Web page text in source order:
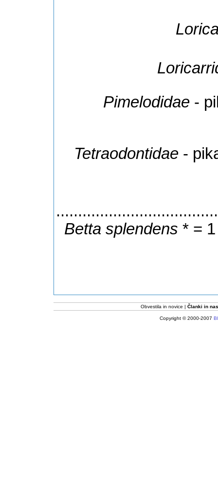
Pimelodidae-
Tetraodontidae-
Betta splendens * =
Obvestila in novice Članki in
Copyright © 2000-2007